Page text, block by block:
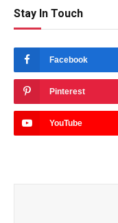
Stay In Touch
Facebook
Pinterest
YouTube